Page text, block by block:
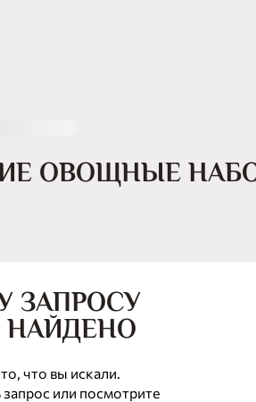
ОВОЩНЫЕ
ЗАПРОСУ
НАЙДЕНО
что вы искали.
или посмотрите